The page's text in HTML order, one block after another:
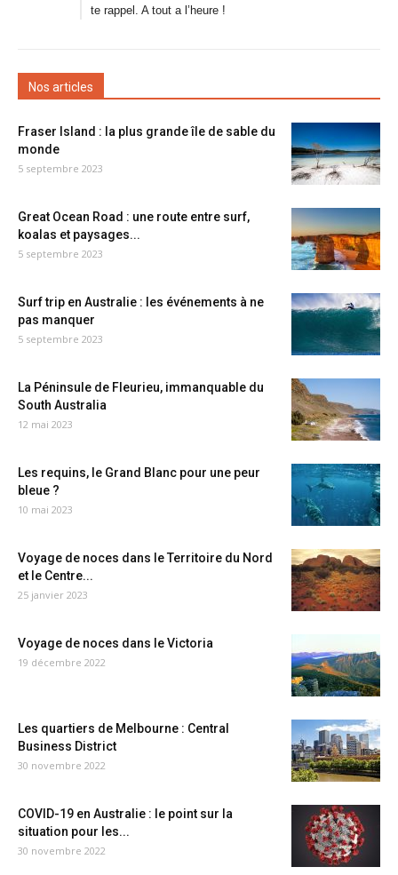
te rappel. A tout a l’heure !
Nos articles
Fraser Island : la plus grande île de sable du
monde
5 septembre 2023
Great Ocean Road : une route entre surf,
koalas et paysages...
5 septembre 2023
Surf trip en Australie : les événements à ne
pas manquer
5 septembre 2023
La Péninsule de Fleurieu, immanquable du
South Australia
12 mai 2023
Les requins, le Grand Blanc pour une peur
bleue ?
10 mai 2023
Voyage de noces dans le Territoire du Nord
et le Centre...
25 janvier 2023
Voyage de noces dans le Victoria
19 décembre 2022
Les quartiers de Melbourne : Central
Business District
30 novembre 2022
COVID-19 en Australie : le point sur la
situation pour les...
30 novembre 2022